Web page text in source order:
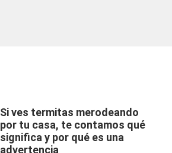
Si ves termitas merodeando
por tu casa, te contamos qué
significa y por qué es una
advertencia